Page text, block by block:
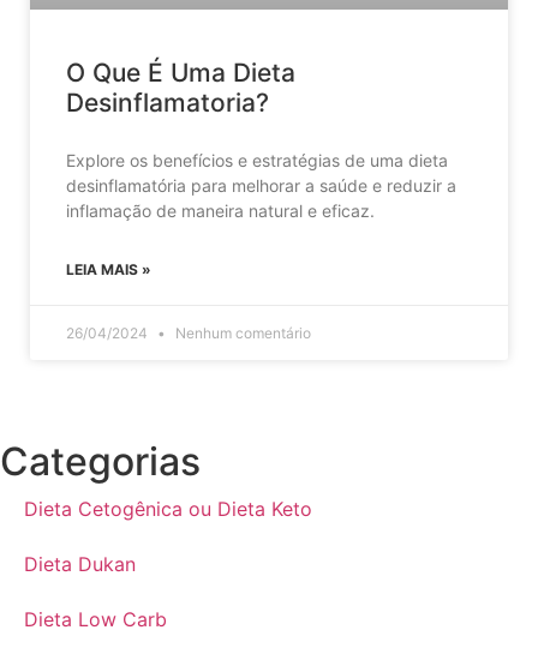
O Que É Uma Dieta
Desinflamatoria?
Explore os benefícios e estratégias de uma dieta
desinflamatória para melhorar a saúde e reduzir a
inflamação de maneira natural e eficaz.
LEIA MAIS »
26/04/2024 Nenhum comentário
Categorias
Dieta Cetogênica ou Dieta Keto
Dieta Dukan
Dieta Low Carb